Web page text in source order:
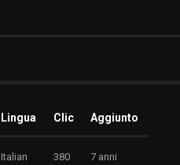
Lingua Clic Aggiunto
Italian 380 7 anni